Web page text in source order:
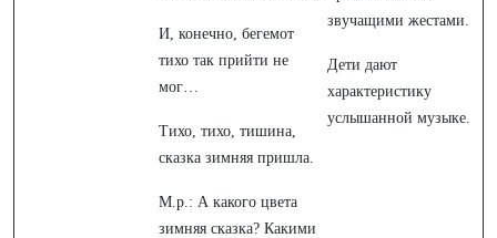
И, конечно, бегемот
тихо так прийти не
мог…
Тихо, тихо, тишина,
сказка зимняя пришла.
М.р.: А какого цвета
зимняя сказка? Какими
звучащими жестами.
Дети дают
характеристику
услышанной музыке.